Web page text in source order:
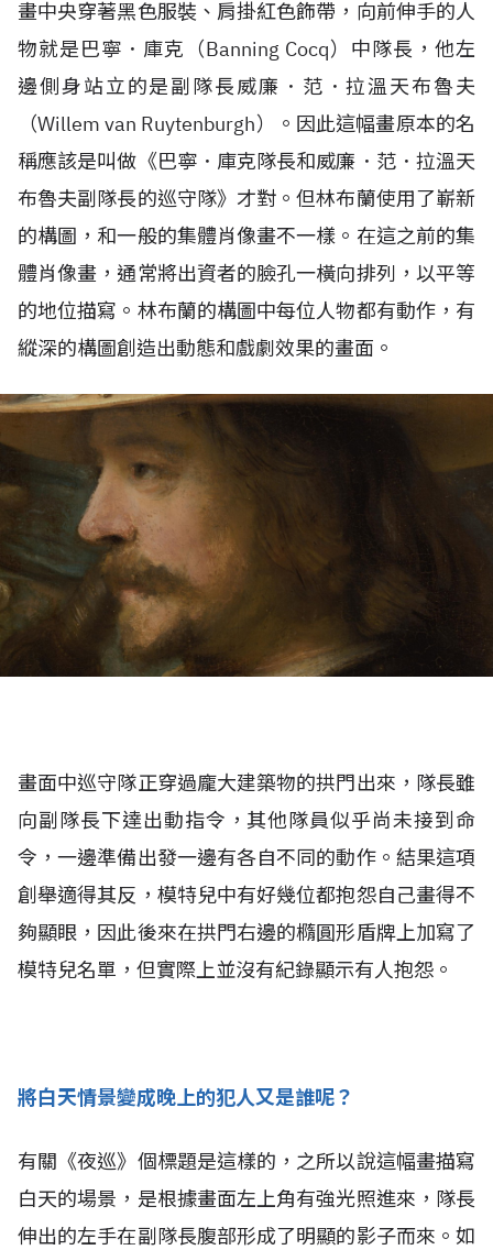
畫中央穿著黑色服裝、肩掛紅色飾帶，向前伸手的人
物就是巴寧．庫克（Banning Cocq）中隊長，他左
邊側身站立的是副隊長威廉．范．拉溫天布魯夫
（Willem van Ruytenburgh）。因此這幅畫原本的名
稱應該是叫做《巴寧．庫克隊長和威廉．范．拉溫天
布魯夫副隊長的巡守隊》才對。但林布蘭使用了嶄新
的構圖，和一般的集體肖像畫不一樣。在這之前的集
體肖像畫，通常將出資者的臉孔一橫向排列，以平等
的地位描寫。林布蘭的構圖中每位人物都有動作，有
縱深的構圖創造出動態和戲劇效果的畫面。
畫面中巡守隊正穿過龐大建築物的拱門出來，隊長雖
向副隊長下達出動指令，其他隊員似乎尚未接到命
令，一邊準備出發一邊有各自不同的動作。結果這項
創舉適得其反，模特兒中有好幾位都抱怨自己畫得不
夠顯眼，因此後來在拱門右邊的橢圓形盾牌上加寫了
模特兒名單，但實際上並沒有紀錄顯示有人抱怨。
將白天情景變成晚上的犯人又是誰呢？
有關《夜巡》個標題是這樣的，之所以說這幅畫描寫
白天的場景，是根據畫面左上角有強光照進來，隊長
伸出的左手在副隊長腹部形成了明顯的影子而來。如